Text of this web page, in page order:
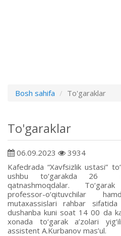
Bosh sahifa To'garaklar
To'garaklar
06.09.2023 3934
Kafedrada “Xavfsizlik ustasi”
ushbu to‘garakda 26
qatnashmoqdalar.
professor-o‘qituvchilar
mutaxassislari rahbar
dushanba kuni soat 14 00 da
xonada to‘garak a’zolari
assistent A.Kurbanov mas’ul.